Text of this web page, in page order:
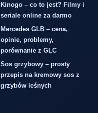
Kinogo – co to jest? Filmy i
seriale online za darmo
Mercedes GLB – cena,
opinie, problemy,
porównanie z GLC
Sos grzybowy – prosty
przepis na kremowy sos z
grzybów leśnych